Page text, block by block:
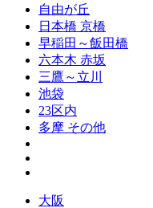
自由が丘
日本橋 京橋
早稲田～飯田橋
六本木 赤坂
三鷹～立川
池袋
23区内
多摩 その他
大阪